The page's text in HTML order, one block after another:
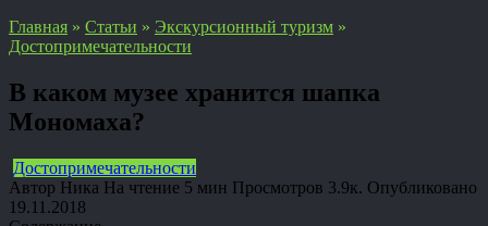
Главная » Статьи » Экскурсионный туризм »
Достопримечательности
В каком музее хранится шапка
Мономаха?
Достопримечательности
Автор Ника На чтение 5 мин Просмотров 3.9к. Опубликовано
19.11.2018